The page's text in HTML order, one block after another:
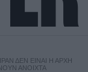
ΔΕΝ ΕΊΝΑΙ Η ΑΡΧΉ
ΑΝΟΙΧΤΆ